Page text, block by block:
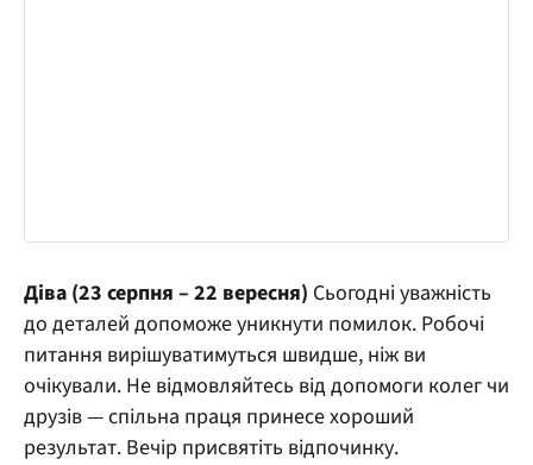
Діва (23 серпня – 22 вересня) Сьогодні уважність
до деталей допоможе уникнути помилок. Робочі
питання вирішуватимуться швидше, ніж ви
очікували. Не відмовляйтесь від допомоги колег чи
друзів — спільна праця принесе хороший
результат. Вечір присвятіть відпочинку.